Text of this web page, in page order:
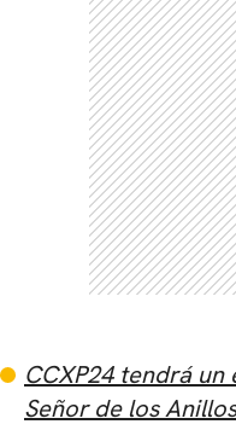
CCXP24 tendrá
Señor de los